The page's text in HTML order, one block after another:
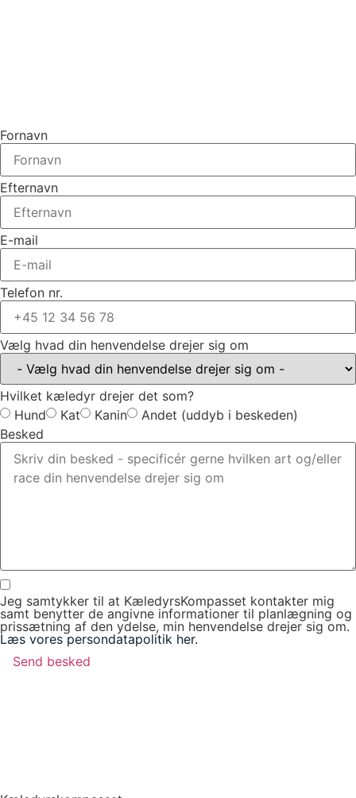
Fornavn
Efternavn
E-mail
Telefon nr.
Vælg hvad din henvendelse drejer sig om
Hvilket kæledyr drejer det som?
Hund
Kat Kanin
Andet (uddyb i beskeden)
Besked
Jeg samtykker til at KæledyrsKompasset kontakter mig
samt benytter de angivne informationer til planlægning og
prissætning af den ydelse, min henvendelse drejer sig om.
Læs vores persondatapolitik her.
Send besked